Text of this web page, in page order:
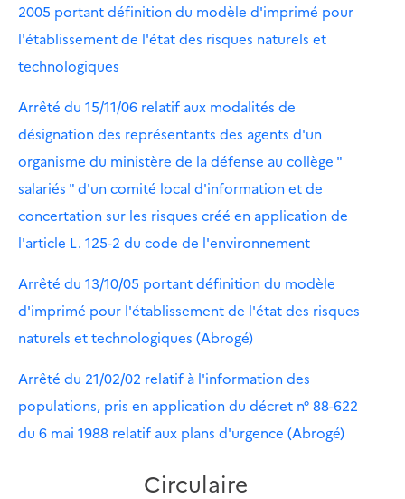
2005 portant définition du modèle d'imprimé pour
l'établissement de l'état des risques naturels et
technologiques
Arrêté du 15/11/06 relatif aux modalités de
désignation des représentants des agents d'un
organisme du ministère de la défense au collège "
salariés " d'un comité local d'information et de
concertation sur les risques créé en application de
l'article L. 125-2 du code de l'environnement
Arrêté du 13/10/05 portant définition du modèle
d'imprimé pour l'établissement de l'état des risques
naturels et technologiques (Abrogé)
Arrêté du 21/02/02 relatif à l'information des
populations, pris en application du décret n° 88-622
du 6 mai 1988 relatif aux plans d'urgence (Abrogé)
Circulaire